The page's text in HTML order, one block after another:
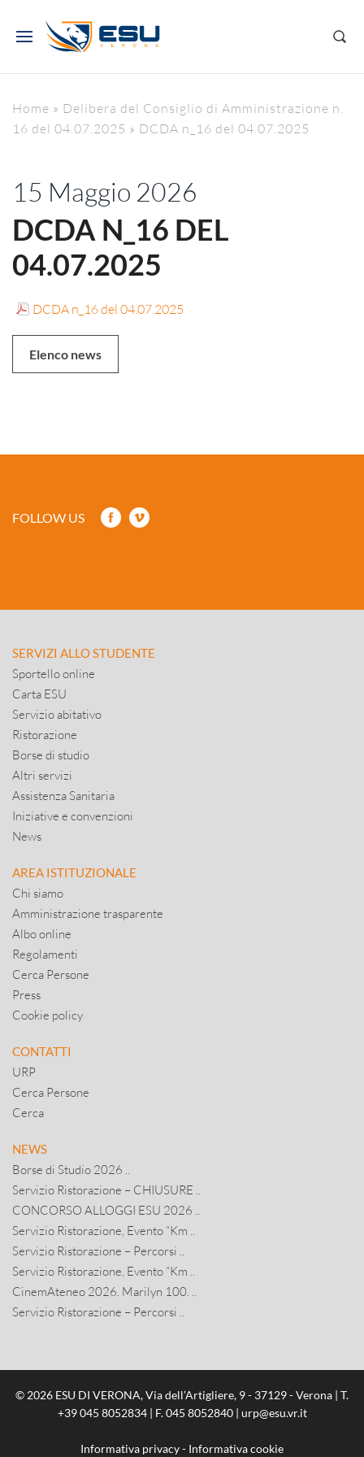
Home » Delibera del Consiglio di Amministrazione n.
16 del 04.07.2025 » DCDA n_16 del 04.07.2025
15 Maggio 2026
DCDA N_16 DEL
04.07.2025
DCDA n_16 del 04.07.2025
Elenco news
FOLLOW US
SERVIZI ALLO STUDENTE
Sportello online
Carta ESU
Servizio abitativo
Ristorazione
Borse di studio
Altri servizi
Assistenza Sanitaria
Iniziative e convenzioni
News
AREA ISTITUZIONALE
Chi siamo
Amministrazione trasparente
Albo online
Regolamenti
Cerca Persone
Press
Cookie policy
CONTATTI
URP
Cerca Persone
Cerca
NEWS
Borse di Studio 2026 ..
Servizio Ristorazione – CHIUSURE ..
CONCORSO ALLOGGI ESU 2026 ..
Servizio Ristorazione, Evento “Km ..
Servizio Ristorazione – Percorsi ..
Servizio Ristorazione, Evento “Km ..
CinemAteneo 2026. Marilyn 100. ..
Servizio Ristorazione – Percorsi ..
© 2026 ESU DI VERONA, Via dell’Artigliere, 9 - 37129 - Verona | T.
+39 045 8052834| F. 045 8052840 | urp@esu.vr.it
Informativa privacy- Informativa cookie